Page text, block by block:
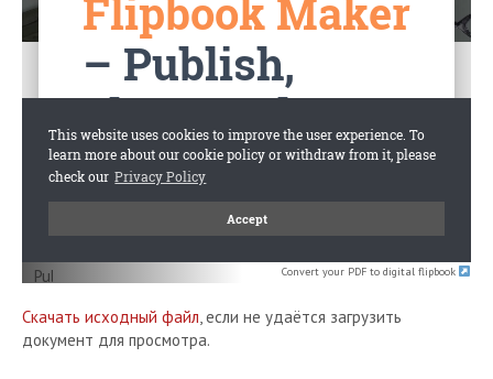
Convert your PDF to digital flipbook
Скачать исходный файл, если не удаётся загрузить
документ для просмотра.